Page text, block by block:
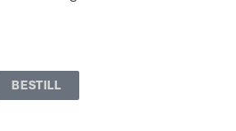
BESTILL